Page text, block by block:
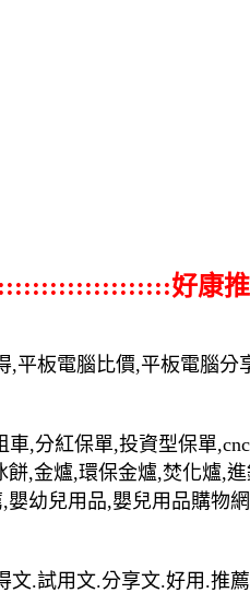
好康
平板電腦比價,平板電腦
,分紅保單,投資型保單
,金爐,環保金爐,焚化爐,
幼兒用品,嬰兒用品購
文.試用文.分享文.好用.推